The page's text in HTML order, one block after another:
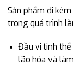
Sản phẩm đi
trong quá trình
Đầu vi tinh thể
lão hóa và